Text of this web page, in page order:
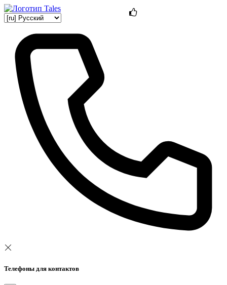
Телефоны для контактов